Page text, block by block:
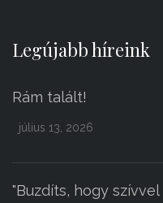
Legújabb híreink
Rám talált!
július 13, 2026
"Buzdíts, hogy